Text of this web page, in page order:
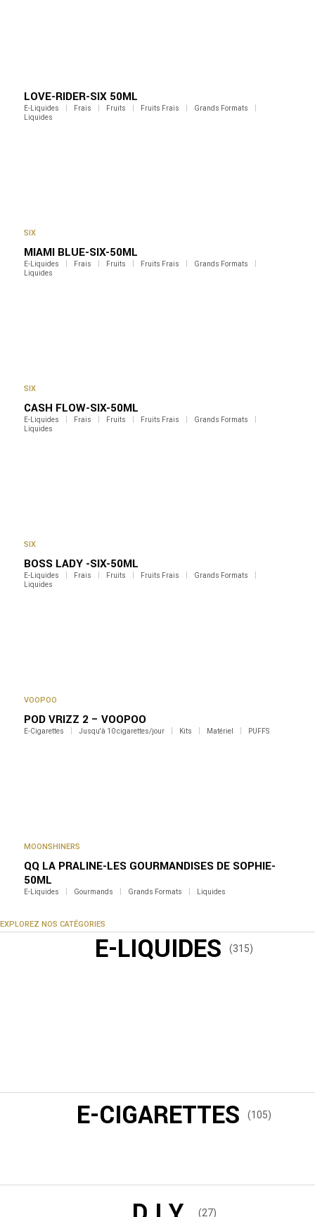
LOVE-RIDER-SIX 50ML
E-Liquides Frais Fruits Fruits Frais
Grands Formats
Liquides
SIX
MIAMI BLUE-SIX-50ML
E-Liquides Frais Fruits Fruits Frais
Grands Formats
Liquides
SIX
CASH FLOW-SIX-50ML
E-Liquides Frais Fruits Fruits Frais
Grands Formats
Liquides
SIX
BOSS LADY -SIX-50ML
E-Liquides Frais Fruits Fruits Frais
Grands Formats
Liquides
VOOPOO
POD VRIZZ 2 – VOOPOO
E-Cigarettes Jusqu'à 10 cigarettes/jour Kits Matériel PUFFS
MOONSHINERS
QQ LA PRALINE-LES GOURMANDISES DE SOPHIE-
50ML
E-Liquides Gourmands Grands Formats Liquides
EXPLOREZ NOS CATÉGORIES
E-LIQUIDES (315)
E-CIGARETTES (105)
(27)